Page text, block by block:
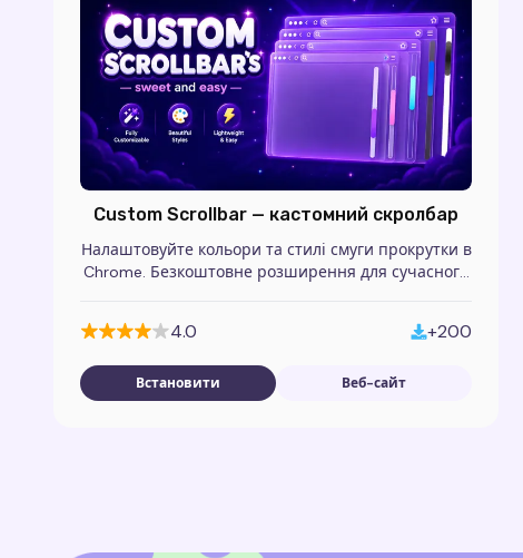
Custom Scrollbar — кастомний скролбар
Налаштовуйте кольори та стилі смуги прокрутки в
Chrome. Безкоштовне розширення для сучасного
4.0 +200
Встановити Веб-сайт